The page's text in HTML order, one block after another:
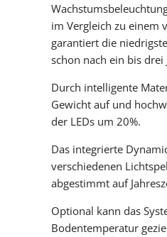
im Vergleich zu einem
garantiert die
schon nach ein bis drei
Durch intelligente
Gewicht auf und
der LEDs um 20%.
Das integrierte
verschiedenen
abgestimmt auf
Optional kann das
Bodentemperatur